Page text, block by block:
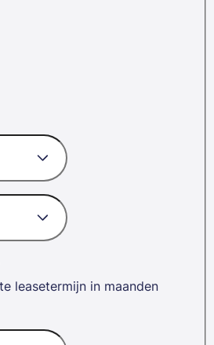
leasetermijn in maanden